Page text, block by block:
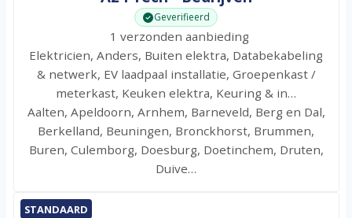
Geverifieerd
1 verzonden aanbieding
Elektricien, Anders, Buiten elektra, Databekabeling
& netwerk, EV laadpaal installatie, Groepenkast /
meterkast, Keuken elektra, Keuring & in…
Aalten, Apeldoorn, Arnhem, Barneveld, Berg en Dal,
Berkelland, Beuningen, Bronckhorst, Brummen,
Buren, Culemborg, Doesburg, Doetinchem, Druten,
Duive…
STANDAARD